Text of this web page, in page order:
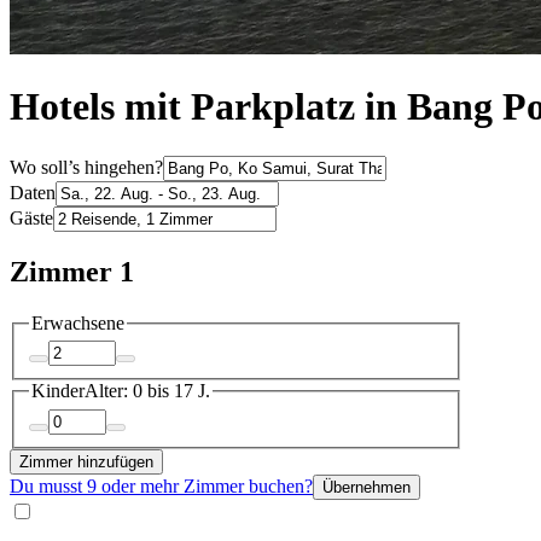
Hotels mit Parkplatz in Bang
Wo soll’s hingehen?
Daten
Gäste
Zimmer 1
Erwachsene
KinderAlter: 0 bis 17 J.
Zimmer hinzufügen
Du musst 9 oder mehr Zimmer buchen? Übernehmen